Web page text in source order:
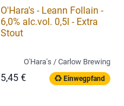
O'Hara's - Leann Follain -
6,0% alc.vol. 0,5l - Extra
Stout
O'Hara's / Carlow Brewing
5,45€ Einwegpfand